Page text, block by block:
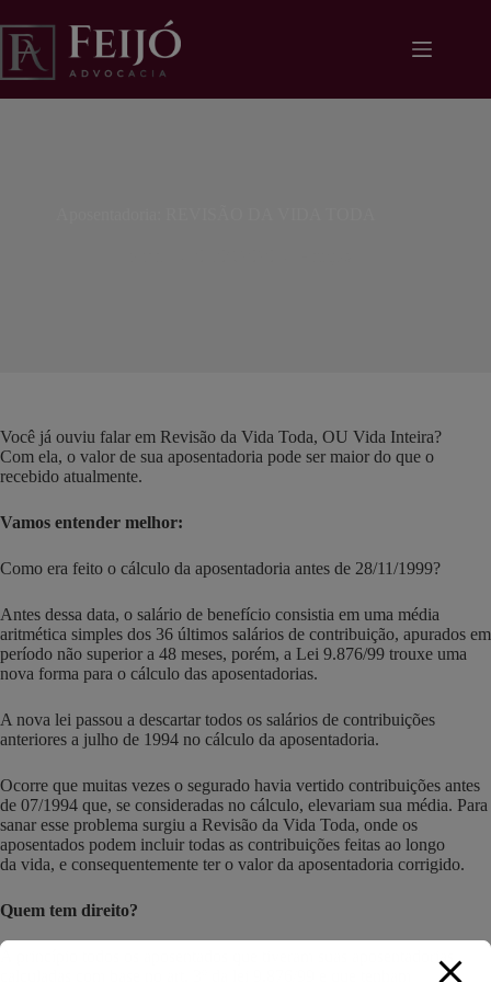
para
conteúdo
Você já ouviu falar em Revisão da Vida Toda, OU Vida Inteira?
Com ela, o valor de sua aposentadoria pode ser maior do que o
recebido atualmente.
Vamos entender melhor:
Como era feito o cálculo da aposentadoria antes de 28/11/1999?
Antes dessa data, o salário de benefício consistia em uma média
aritmética simples dos 36 últimos salários de contribuição, apurados em
período não superior a 48 meses, porém, a Lei 9.876/99 trouxe uma
nova forma para o cálculo das aposentadorias.
A nova lei passou a descartar todos os salários de contribuições
anteriores a julho de 1994 no cálculo da aposentadoria.
Ocorre que muitas vezes o segurado havia vertido contribuições antes
de 07/1994 que, se consideradas no cálculo, elevariam sua média. Para
sanar esse problema surgiu a Revisão da Vida Toda, onde os
aposentados podem incluir todas as contribuições feitas ao longo
da vida, e consequentemente ter o valor da aposentadoria corrigido.
Quem tem direito?
A princípio todos os aposentados que tiveram suas aposentadorias